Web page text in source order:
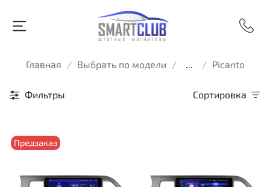
Главная Выбрать по модели ... Picanto
Фильтры Сортировка
Предзаказ